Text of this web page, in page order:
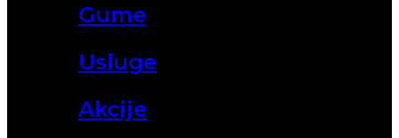
Gume
Usluge
Akcije